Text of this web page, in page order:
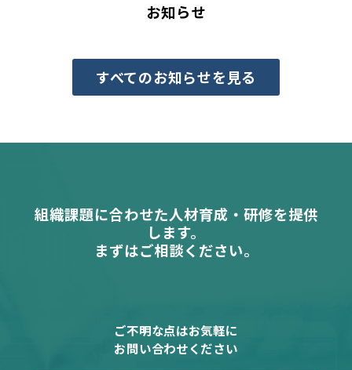
お知らせ
すべてのお知らせを見る
組織課題に合わせた人材育成・研修を提供
します。
まずはご相談ください。
ご不明な点はお気軽に
お問い合わせください